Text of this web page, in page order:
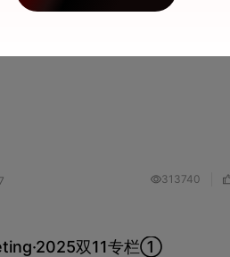
313740
双11专栏①